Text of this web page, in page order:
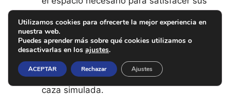
necesidades de ejercicio.
Acceso a Naturaleza:Un hábitat que le
brinde acceso a la naturaleza es ideal.
Esto incluye áreas boscosas o campos
donde puedan ejercitar su agudo sentido
del olfato y participar en actividades de
caza simulada.
Utilizamos cookies para ofrecerte la mejor experiencia en
nuestra web.
Puedes aprender más sobre qué cookies utilizamos o
desactivarlas en los ajustes.
ACEPTAR Rechazar Ajustes